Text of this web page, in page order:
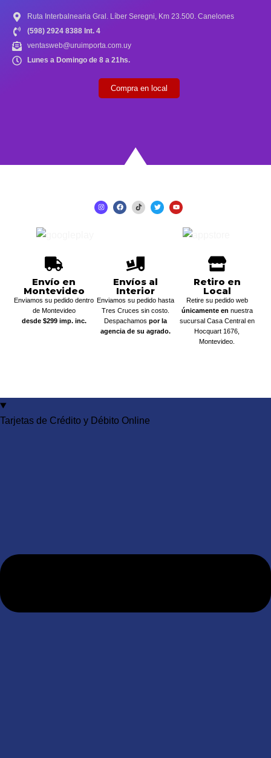
Ruta Interbalnearia Gral. Líber Seregni, Km 23.500. Canelones
(598) 2924 8388 Int. 4
ventasweb@uruimporta.com.uy
Lunes a Domingo de 8 a 21hs.
Compra en local
Envío en
Montevideo
Enviamos su pedido dentro
de Montevideo
desde $299 imp. inc.
Envíos al
Interior
Enviamos su pedido hasta
Tres Cruces sin costo.
Despachamos por la
agencia de su agrado.
Retiro en
Local
Retire su pedido web
únicamente en nuestra
sucursal Casa Central en
Hocquart 1676,
Montevideo.
Tarjetas de Crédito y Débito Online